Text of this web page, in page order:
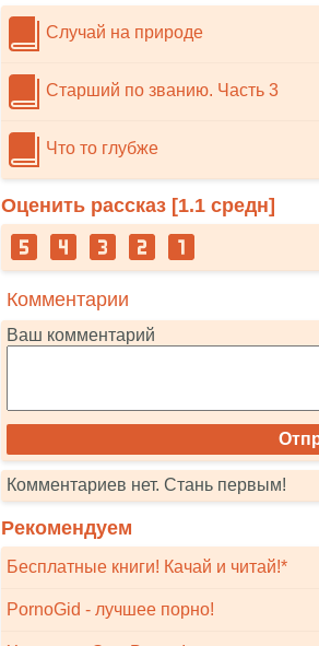
Случай на природе
Старший по званию. Часть 3
Что то глубже
Оценить рассказ [1.1 средн]
Комментарии
Ваш комментарий
Комментариев нет. Стань первым!
Рекомендуем
Бесплатные книги! Качай и читай!*
PornoGid - лучшее порно!